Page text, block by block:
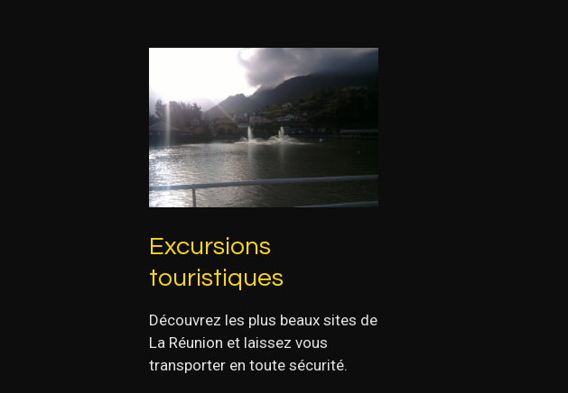
Excursions
touristiques
Découvrez les plus beaux sites de
La Réunion et laissez vous
transporter en toute sécurité.